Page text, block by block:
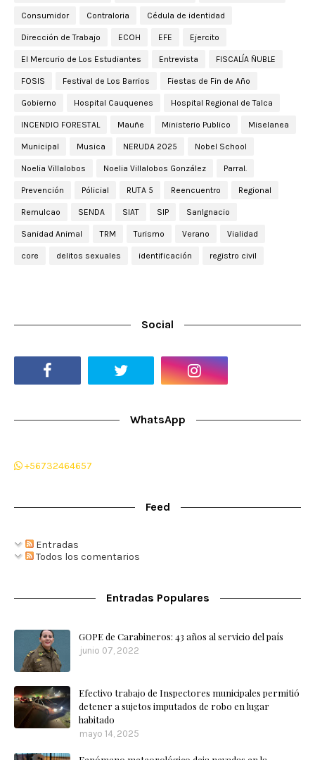
Consumidor Contraloria Cédula de identidad
Dirección de Trabajo ECOH EFE Ejercito
El Mercurio de Los Estudiantes Entrevista FISCALÍA ÑUBLE
FOSIS Festival de Los Barrios Fiestas de Fin de Año
Gobierno Hospital Cauquenes Hospital Regional de Talca
INCENDIO FORESTAL Mauñe Ministerio Publico Miselanea
Municipal Musica NERUDA 2025 Nobel School
Noelia Villalobos Noelia Villalobos González Parral.
Prevención Pólicial RUTA 5 Reencuentro Regional
Remulcao SENDA SIAT SIP SanIgnacio
Sanidad Animal TRM Turismo Verano Vialidad
core delitos sexuales identificación registro civil
Social
WhatsApp
+56732464657
Feed
Entradas
Todos los comentarios
Entradas Populares
GOPE de Carabineros: 43 años al servicio del país
junio 07, 2022
Efectivo trabajo de Inspectores municipales permitió
detener a sujetos imputados de robo en lugar
habitado
mayo 14, 2025